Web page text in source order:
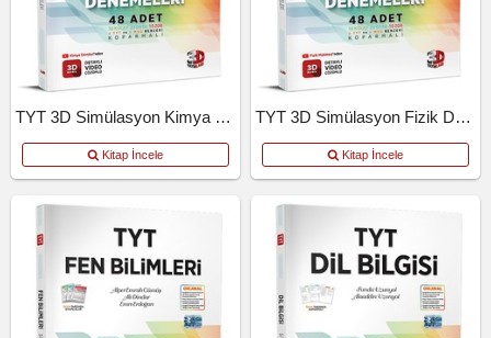
TYT 3D Simülasyon Kimya Denemeleri
Kitap İncele
TYT 3D Simülasyon Fizik Denemeleri
Kitap İncele